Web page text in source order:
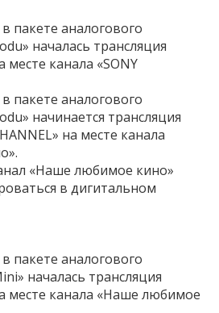
пакете аналогового
началась трансляция
канала «SONY
пакете аналогового
начинается трансляция
на месте канала
«Наше любимое кино»
в дигитальном
пакете аналогового
началась трансляция
месте канала «Наше любимое